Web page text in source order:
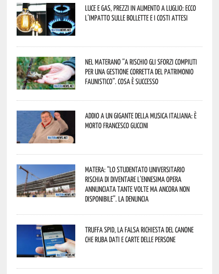
Luce e gas, prezzi in aumento a luglio: ecco
l’impatto sulle bollette e i costi attesi
Nel materano “a rischio gli sforzi compiuti
per una gestione corretta del patrimonio
faunistico”. Cosa è successo
Addio a un gigante della musica italiana: è
morto Francesco Guccini
Matera: “Lo studentato universitario
rischia di diventare l’ennesima opera
annunciata tante volte ma ancora non
disponibile”. La denuncia
Truffa Spid, la falsa richiesta del canone
che ruba dati e carte delle persone